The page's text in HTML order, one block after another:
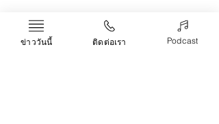
ถาดเพาะกล้า
Life & Arts
ข่าววันนี้ ติดต่อเรา Podcast